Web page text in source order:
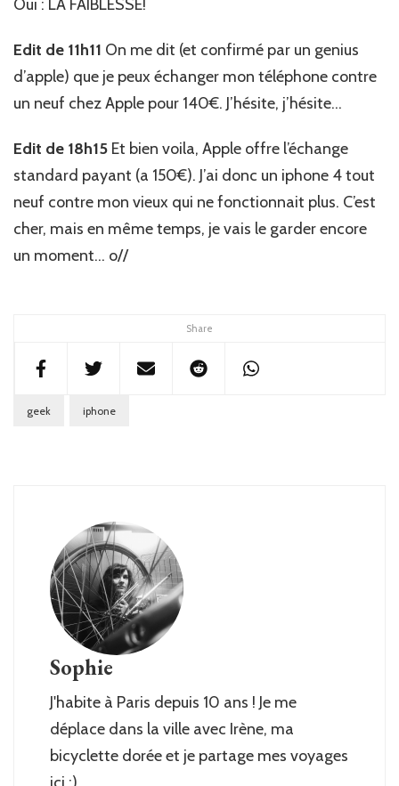
Share
Oui : LA FAIBLESSE!
Edit de 11h11 On me dit (et confirmé par un genius
d’apple) que je peux échanger mon téléphone contre
un neuf chez Apple pour 140€. J’hésite, j’hésite…
Edit de 18h15 Et bien voila, Apple offre l’échange
standard payant (a 150€). J’ai donc un iphone 4 tout
neuf contre mon vieux qui ne fonctionnait plus. C’est
cher, mais en même temps, je vais le garder encore
un moment… o//
geek iphone
Sophie
J'habite à Paris depuis 10 ans ! Je me
déplace dans la ville avec Irène, ma
bicyclette dorée et je partage mes voyages